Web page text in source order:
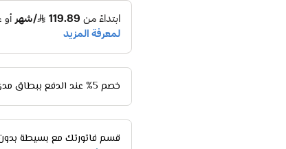
خصم 5% عند الدفع ببطاق مدى.
قسم فاتورتك مع بسيطة